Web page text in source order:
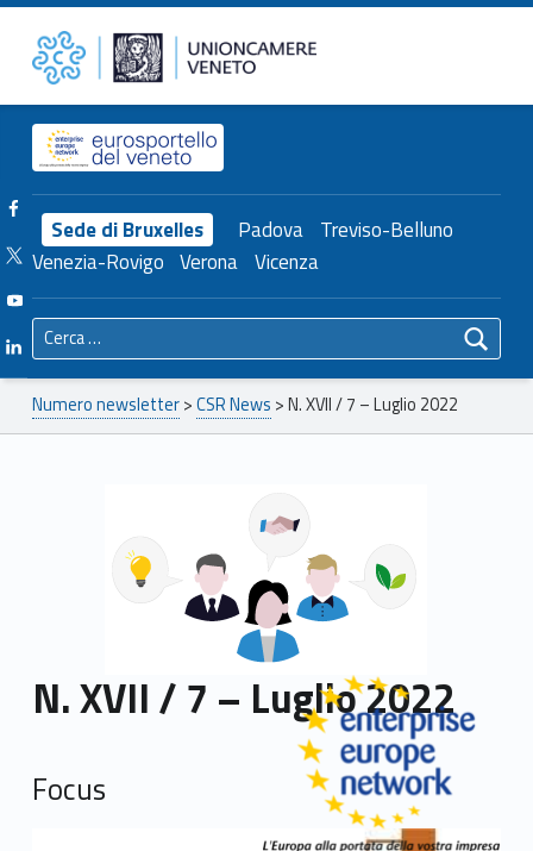
N. XVII / 7 – Luglio 2022 – Unioncamere del Veneto Unioncamere del Veneto
Header info sidebar
Sede di Bruxelles Padova Treviso-Belluno
Venezia-Rovigo Verona Vicenza
Facebook Unioncamere Veneto
Twitter Unioncamere Veneto
Youtube Unioncamere Veneto
Linkedin Unioncamere Veneto
Ricerca per:
Breadcrumbs navigation
Numero newsletter>CSR News >N. XVII / 7 – Luglio 2022
N. XVII / 7 – Luglio 2022
Focus